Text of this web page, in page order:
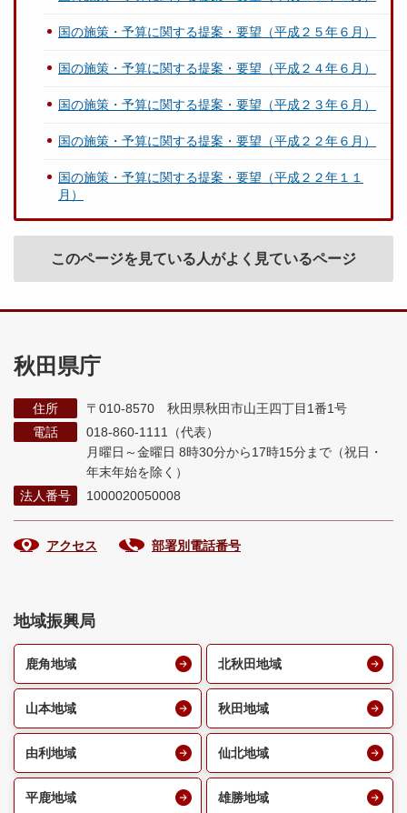
国の施策・予算に関する提案・要望（平成２５年６月）
国の施策・予算に関する提案・要望（平成２４年６月）
国の施策・予算に関する提案・要望（平成２３年６月）
国の施策・予算に関する提案・要望（平成２２年６月）
国の施策・予算に関する提案・要望（平成２２年１１
月）
このページを見ている人がよく見ているページ
秋田県庁
住所
〒010-8570 秋田県秋田市山王四丁目1番1号
電話
018-860-1111（代表）
月曜日～金曜日 8時30分から17時15分まで （祝日・
年末年始を除く）
法人番号
1000020050008
アクセス 部署別電話番号
地域振興局
鹿角地域 北秋田地域
山本地域 秋田地域
由利地域 仙北地域
平鹿地域 雄勝地域